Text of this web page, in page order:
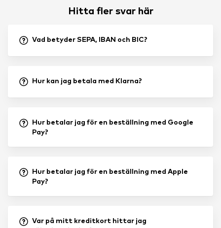
Hitta fler svar här
Vad betyder SEPA, IBAN och BIC?
Hur kan jag betala med Klarna?
Hur betalar jag för en beställning med Google
Pay?
Hur betalar jag för en beställning med Apple
Pay?
Var på mitt kreditkort hittar jag